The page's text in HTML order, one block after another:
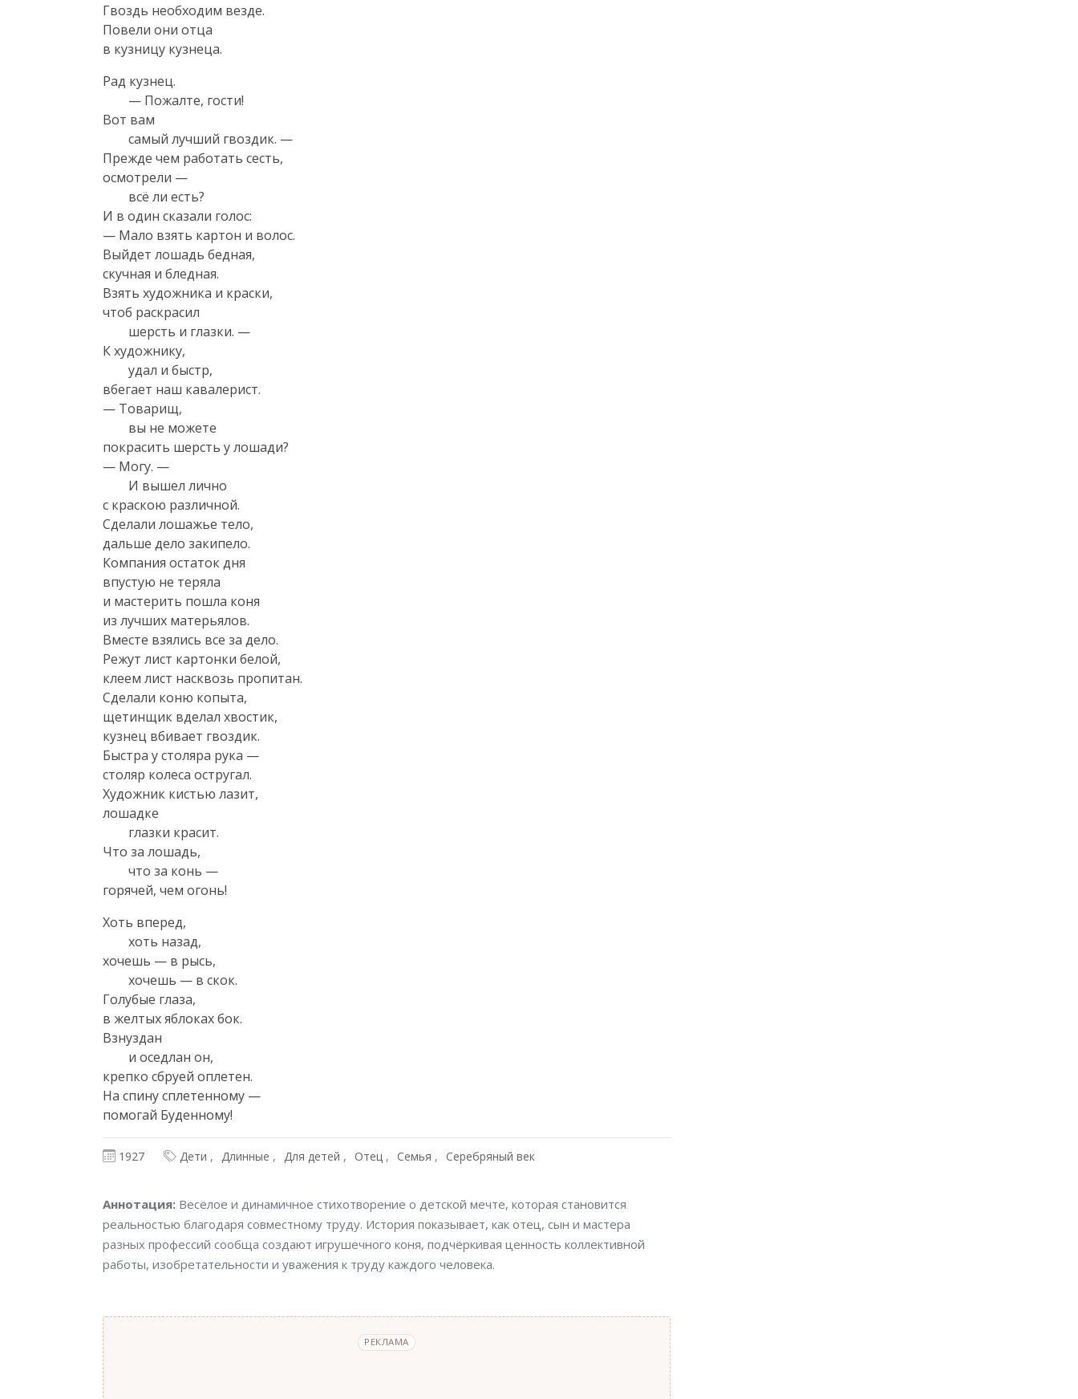
Гвоздь необходим везде.
Повели они отца
в кузницу кузнеца.
Рад кузнец.
Вот вам
Прежде чем работать сесть,
осмотрели —
И в один сказали голос:
— Мало взять картон и волос.
Выйдет лошадь бедная,
скучная и бледная.
Взять художника и краски,
чтоб раскрасил
К художнику,
вбегает наш кавалерист.
— Товарищ,
покрасить шерсть у лошади?
— Могу. —
с краскою различной.
Сделали лошажье тело,
дальше дело закипело.
Компания остаток дня
впустую не теряла
и мастерить пошла коня
из лучших матерьялов.
Вместе взялись все за дело.
Режут лист картонки белой,
клеем лист насквозь пропитан.
Сделали коню копыта,
щетинщик вделал хвостик,
кузнец вбивает гвоздик.
Быстра у столяра рука —
столяр колеса остругал.
Художник кистью лазит,
лошадке
Что за лошадь,
горячей, чем огонь!
Хоть вперед,
хочешь — в рысь,
Голубые глаза,
в желтых яблоках бок.
Взнуздан
крепко сбруей оплетен.
На спину сплетенному —
помогай Буденному!
1927 Дети Длинные Для детей Отец Семья Серебряный век
Аннотация
Аннотация: Весёлое и динамичное стихотворение о детской мечте, которая становится
реальностью благодаря совместному труду. История показывает, как отец, сын и мастера
разных профессий сообща создают игрушечного коня, подчёркивая ценность коллективной
работы, изобретательности и уважения к труду каждого человека.
РЕКЛАМА